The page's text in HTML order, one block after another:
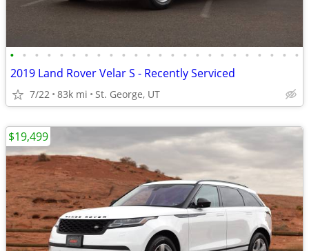
• • • • • • • • • • • • • • • • • • • • • • • •
2019 Land Rover Velar S - Recently Serviced
7/22 83k mi St. George, UT
$19,499